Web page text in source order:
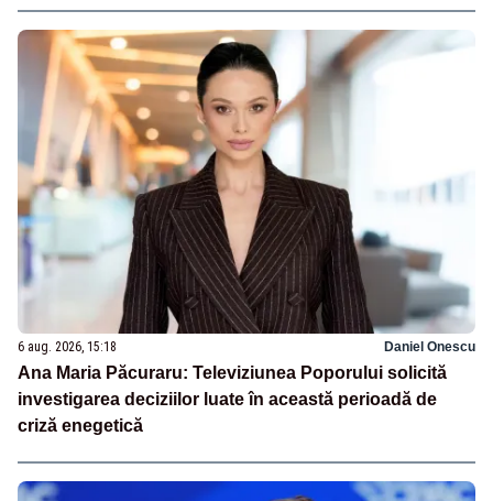
6 aug. 2026, 15:18 Daniel Onescu
Ana Maria Păcuraru: Televiziunea Poporului solicită
investigarea deciziilor luate în această perioadă de
criză enegetică